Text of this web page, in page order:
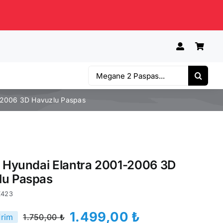
Ara:
3D Havuzlu Paspas
Hyundai Elantra 2001-2006 3D
Paspas
1.750,00₺ 1.499,00 ₺